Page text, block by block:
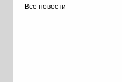
Все новости